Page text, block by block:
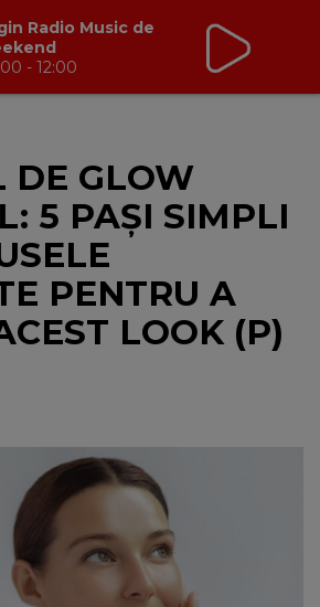
Radio Music de
- 12:00
DE GLOW
5 PAȘI SIMPLI
PENTRU A
LOOK (P)